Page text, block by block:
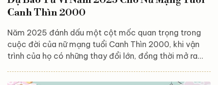
Canh Thìn 2000
Năm 2025 đánh dấu một cột mốc quan trọng trong
cuộc đời của nữ mạng tuổi Canh Thìn 2000, khi vận
trình của họ có những thay đổi lớn, đồng thời mở ra